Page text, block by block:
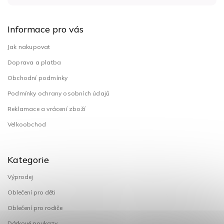
Informace pro vás
Jak nakupovat
Doprava a platba
Obchodní podmínky
Podmínky ochrany osobních údajů
Reklamace a vrácení zboží
Velkoobchod
Kategorie
Výprodej
Oblečení pro děti
Oblečení pro rodiče